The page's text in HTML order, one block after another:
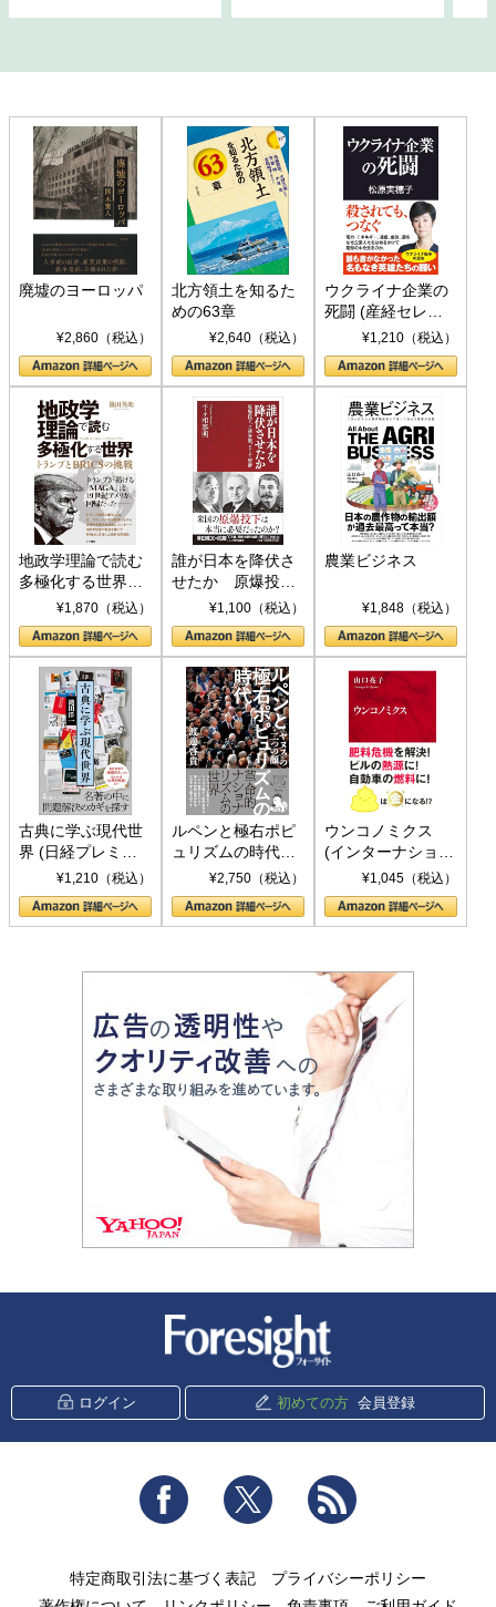
廃墟のヨーロッパ
¥2,860（税込）
北方領土を知るた
めの63章
¥2,640（税込）
ウクライナ企業の
死闘 (産経セレク
ト S 039)¥1,210（税込）
地政学理論で読む
多極化する世界：
トランプとBRICS
の挑戦
¥1,870（税込）
誰が日本を降伏さ
せたか 原爆投
下、ソ連参戦、そ
して聖断 (PHP新
書)
¥1,100（税込）
農業ビジネス
¥1,848（税込）
古典に学ぶ現代世
界 (日経プレミア
シリーズ)¥1,210（税込）
ルペンと極右ポピ
ュリズムの時代：
〈ヤヌス〉の二つ
の顔
¥2,750（税込）
ウンコノミクス
(インターナショナ
ル新書)¥1,045（税込）
ログイン 初めての方 会員登録
Facebook Twitter
特定商取引法に基づく表記
プライバシーポリシー